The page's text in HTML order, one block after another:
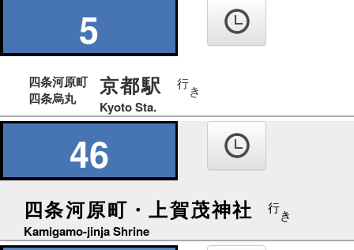
5
四条河原町
四条烏丸
京都駅 行き
Kyoto Sta.
46
四条河原町・上賀茂神社 行き
Kamigamo-jinja Shrine